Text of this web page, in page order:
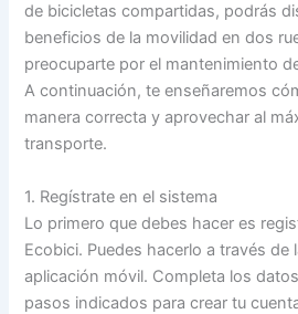
de bicicletas compartidas, podrás
beneficios de la movilidad en dos
preocuparte por el mantenimiento
A continuación, te enseñaremos
manera correcta y aprovechar al
transporte.
1. Regístrate en el sistema
Lo primero que debes hacer es
Ecobici. Puedes hacerlo a través de
aplicación móvil. Completa los
pasos indicados para crear tu